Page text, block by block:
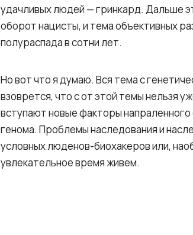
удачливых людей — гринкард. Дальше
оборот нацисты, и тема объективных
полураспада в сотни лет.
Но вот что я думаю. Вся тема с
взоврется, что с от этой темы нельзя
вступают новые факторы
генома. Проблемы наследования и
условных люденов-биохакеров или,
увлекательное время живем.